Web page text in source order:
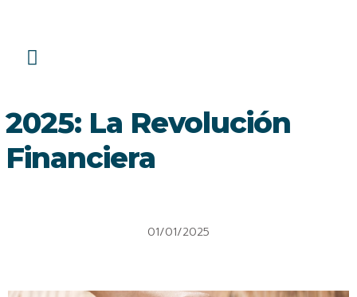
2025: La Revolución
Financiera
01/01/2025